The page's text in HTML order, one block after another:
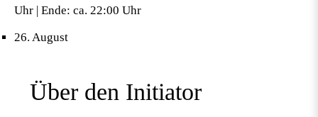
Uhr | Ende: ca. 22:00 Uhr
26. August
Über den Initiator